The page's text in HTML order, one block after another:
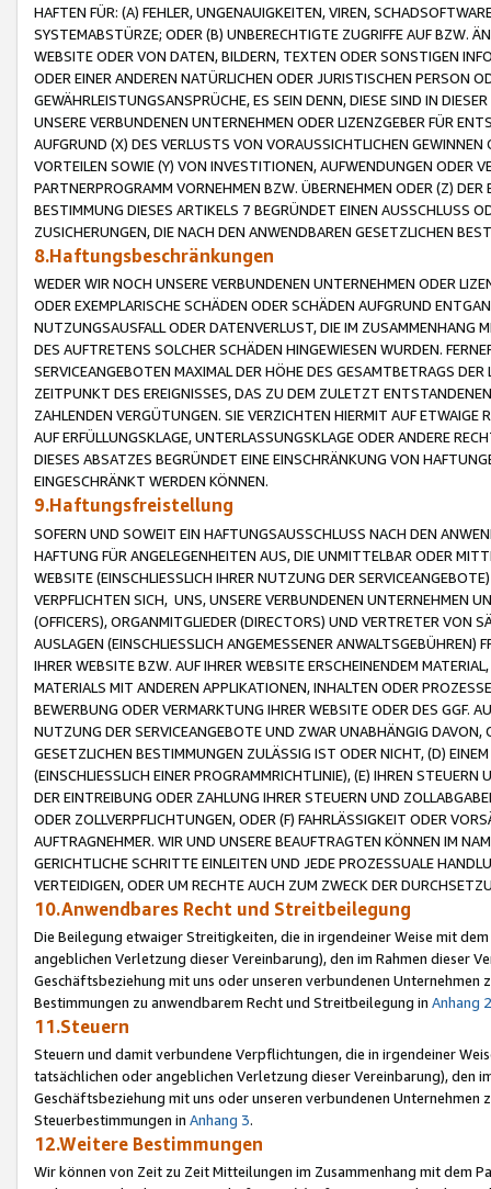
HAFTEN FÜR: (A) FEHLER, UNGENAUIGKEITEN, VIREN,
SYSTEMABSTÜRZE; ODER (B) UNBERECHTIGTE ZUGRIFFE AUF BZW.
WEBSITE ODER VON DATEN, BILDERN, TEXTEN ODER SONSTIGEN
ODER EINER ANDEREN NATÜRLICHEN ODER JURISTISCHEN PERSON
GEWÄHRLEISTUNGSANSPRÜCHE, ES SEIN DENN, DIESE SIND IN
UNSERE VERBUNDENEN UNTERNEHMEN ODER LIZENZGEBER FÜR
AUFGRUND (X) DES VERLUSTS VON VORAUSSICHTLICHEN
VORTEILEN SOWIE (Y) VON INVESTITIONEN, AUFWENDUNGEN ODER
PARTNERPROGRAMM VORNEHMEN BZW. ÜBERNEHMEN ODER (Z)
BESTIMMUNG DIESES ARTIKELS 7 BEGRÜNDET EINEN AUSSCHLUSS
ZUSICHERUNGEN, DIE NACH DEN ANWENDBAREN GESETZLICHEN
8.Haftungsbeschränkungen
WEDER WIR NOCH UNSERE VERBUNDENEN UNTERNEHMEN ODER
ODER EXEMPLARISCHE SCHÄDEN ODER SCHÄDEN AUFGRUND
NUTZUNGSAUSFALL ODER DATENVERLUST, DIE IM ZUSAMMENHANG
DES AUFTRETENS SOLCHER SCHÄDEN HINGEWIESEN WURDEN.
SERVICEANGEBOTEN MAXIMAL DER HÖHE DES GESAMTBETRAGS
ZEITPUNKT DES EREIGNISSES, DAS ZU DEM ZULETZT
ZAHLENDEN VERGÜTUNGEN. SIE VERZICHTEN HIERMIT AUF
AUF ERFÜLLUNGSKLAGE, UNTERLASSUNGSKLAGE ODER ANDERE
DIESES ABSATZES BEGRÜNDET EINE EINSCHRÄNKUNG VON
EINGESCHRÄNKT WERDEN KÖNNEN.
9.Haftungsfreistellung
SOFERN UND SOWEIT EIN HAFTUNGSAUSSCHLUSS NACH DEN
HAFTUNG FÜR ANGELEGENHEITEN AUS, DIE UNMITTELBAR ODER
WEBSITE (EINSCHLIESSLICH IHRER NUTZUNG DER
VERPFLICHTEN SICH, UNS, UNSERE VERBUNDENEN UNTERNEHMEN
(OFFICERS), ORGANMITGLIEDER (DIRECTORS) UND VERTRETER VON
AUSLAGEN (EINSCHLIESSLICH ANGEMESSENER
IHRER WEBSITE BZW. AUF IHRER WEBSITE ERSCHEINENDEM
MATERIALS MIT ANDEREN APPLIKATIONEN, INHALTEN ODER
BEWERBUNG ODER VERMARKTUNG IHRER WEBSITE ODER DES GGF.
NUTZUNG DER SERVICEANGEBOTE UND ZWAR UNABHÄNGIG
GESETZLICHEN BESTIMMUNGEN ZULÄSSIG IST ODER NICHT, (D)
(EINSCHLIESSLICH EINER PROGRAMMRICHTLINIE), (E) IHREN
DER EINTREIBUNG ODER ZAHLUNG IHRER STEUERN UND
ODER ZOLLVERPFLICHTUNGEN, ODER (F) FAHRLÄSSIGKEIT ODER
AUFTRAGNEHMER. WIR UND UNSERE BEAUFTRAGTEN KÖNNEN IM
GERICHTLICHE SCHRITTE EINLEITEN UND JEDE PROZESSUALE
VERTEIDIGEN, ODER UM RECHTE AUCH ZUM ZWECK DER
10.Anwendbares Recht und Streitbeilegung
Die Beilegung etwaiger Streitigkeiten, die in irgendeiner Weise mit
angeblichen Verletzung dieser Vereinbarung), den im Rahmen dieser
Geschäftsbeziehung mit uns oder unseren verbundenen
Bestimmungen zu anwendbarem Recht und Streitbeilegung in Anhang 2
11.Steuern
Steuern und damit verbundene Verpflichtungen, die in irgendeiner
tatsächlichen oder angeblichen Verletzung dieser Vereinbarung), den
Geschäftsbeziehung mit uns oder unseren verbundenen
Steuerbestimmungen in Anhang 3.
12.Weitere Bestimmungen
Wir können von Zeit zu Zeit Mitteilungen im Zusammenhang mit dem